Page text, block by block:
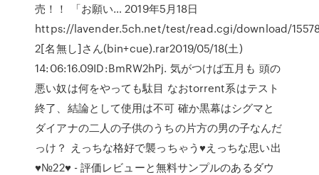
売！！ 「お願い… 2019年5月18日
https://lavender.5ch.net/test/read.cgi/download/
2[名無し]さん(bin+cue).rar2019/05/18(土)
14:06:16.09ID:BmRW2hPj. 気がつけば五月も 頭の
悪い奴は何をやっても駄目 なおtorrent系はテスト
終了、結論として使用は不可 確か黒幕はシグマと
ダイアナの二人の子供のうちの片方の男の子なんだ
っけ？ えっちな格好で襲っちゃう♥️えっちな思い出
♥️№22♥️ - 評価レビューと無料サンプルのあるダウ